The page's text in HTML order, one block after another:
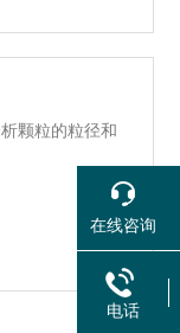
颗粒的粒径和
在线咨询
电话